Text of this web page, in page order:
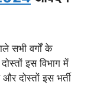
सभी वर्गों के
इस विभाग में
औरदोस्तों इस भर्ती